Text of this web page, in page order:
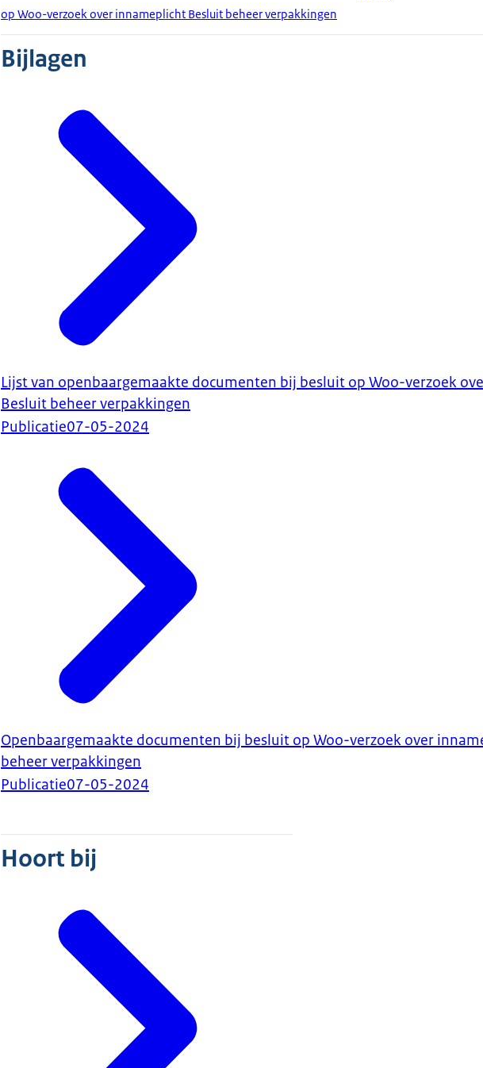
op Woo-verzoek over innameplicht Besluit beheer verpakkingen
Bijlagen
Lijst van openbaargemaakte documenten bij besluit op Woo-verzoek
Besluit beheer verpakkingen
Publicatie07-05-2024
Openbaargemaakte documenten bij besluit op Woo-verzoek over
beheer verpakkingen
Publicatie07-05-2024
Hoort bij